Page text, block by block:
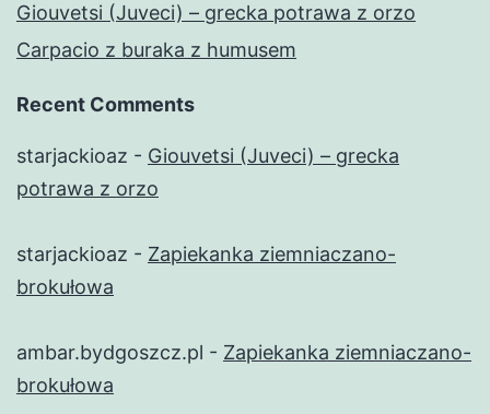
Giouvetsi (Juveci) – grecka potrawa z orzo
Carpacio z buraka z humusem
Recent Comments
starjackioaz - Giouvetsi (Juveci) – grecka
potrawa z orzo
starjackioaz - Zapiekanka ziemniaczano-
brokułowa
ambar.bydgoszcz.pl - Zapiekanka ziemniaczano-
brokułowa